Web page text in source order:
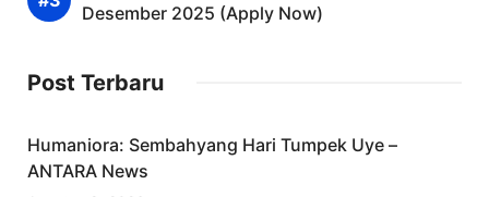
Desember 2025 (Apply Now)
Post Terbaru
Humaniora: Sembahyang Hari Tumpek Uye –
ANTARA News